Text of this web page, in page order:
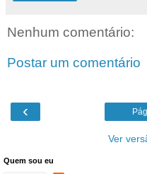
Nenhum comentário:
Postar um comentário
‹
Ver
Quem sou eu